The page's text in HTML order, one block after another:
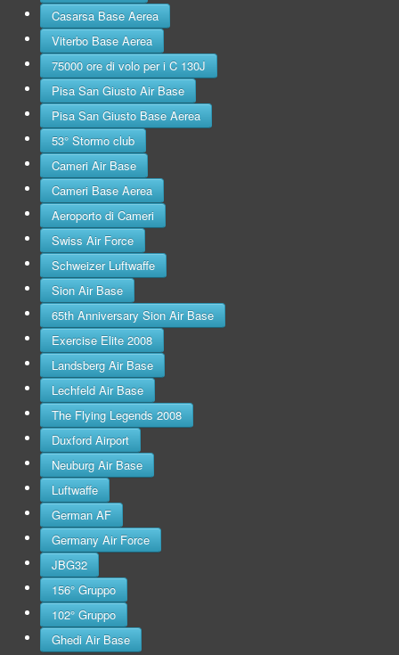
Casarsa Base Aerea
Viterbo Base Aerea
75000 ore di volo per i C 130J
Pisa San Giusto Air Base
Pisa San Giusto Base Aerea
53° Stormo club
Cameri Air Base
Cameri Base Aerea
Aeroporto di Cameri
Swiss Air Force
Schweizer Luftwaffe
Sion Air Base
65th Anniversary Sion Air Base
Exercise Elite 2008
Landsberg Air Base
Lechfeld Air Base
The Flying Legends 2008
Duxford Airport
Neuburg Air Base
Luftwaffe
German AF
Germany Air Force
JBG32
156° Gruppo
102° Gruppo
Ghedi Air Base